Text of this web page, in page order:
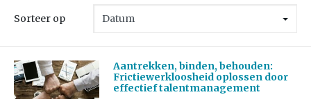
Sorteer op
Aantrekken, binden, behouden:
Frictiewerkloosheid oplossen door
effectief talentmanagement